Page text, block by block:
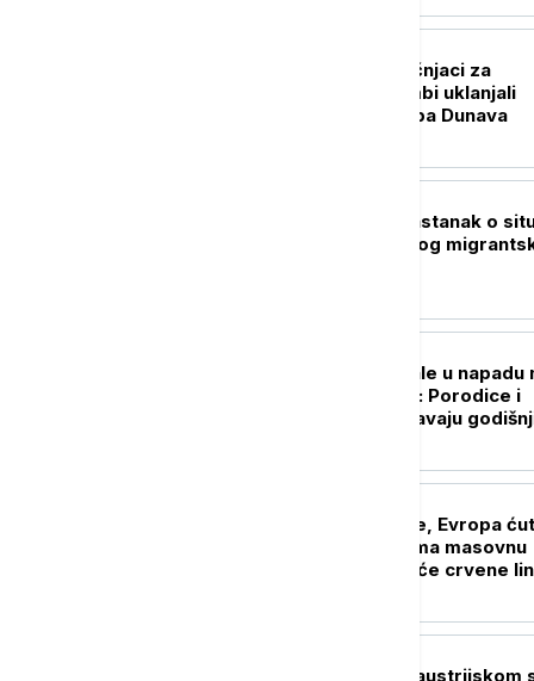
Budimpešta: Stručnjaci za
deaktiviranje bombi uklanjali
eksploziv sa nasipa Dunava
Sančez sazvao sastanak o
u Seuti nakon novog
Sećanje na stradale u napadu
Petrovačkoj cesti: Porodice i
zvaničnici obeležavaju
Putin podiže uloge, Evropa
Šef Kremlja sprema masovnu
mobilizaciju, da li će crvene
Mađarska: Kiša u austrijskom